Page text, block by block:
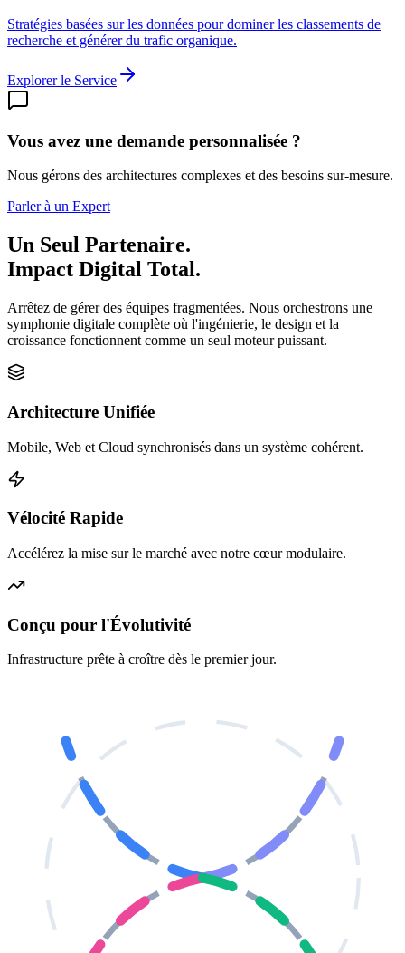
Stratégies basées sur les données pour dominer les classements de
recherche et générer du trafic organique.
Explorer le Service
Vous avez une demande personnalisée ?
Nous gérons des architectures complexes et des besoins sur-mesure.
Parler à un Expert
Un Seul Partenaire.
Impact Digital Total.
Arrêtez de gérer des équipes fragmentées. Nous orchestrons une
symphonie digitale complète où l'ingénierie, le design et la
croissance fonctionnent comme un seul moteur puissant.
Architecture Unifiée
Mobile, Web et Cloud synchronisés dans un système cohérent.
Vélocité Rapide
Accélérez la mise sur le marché avec notre cœur modulaire.
Conçu pour l'Évolutivité
Infrastructure prête à croître dès le premier jour.